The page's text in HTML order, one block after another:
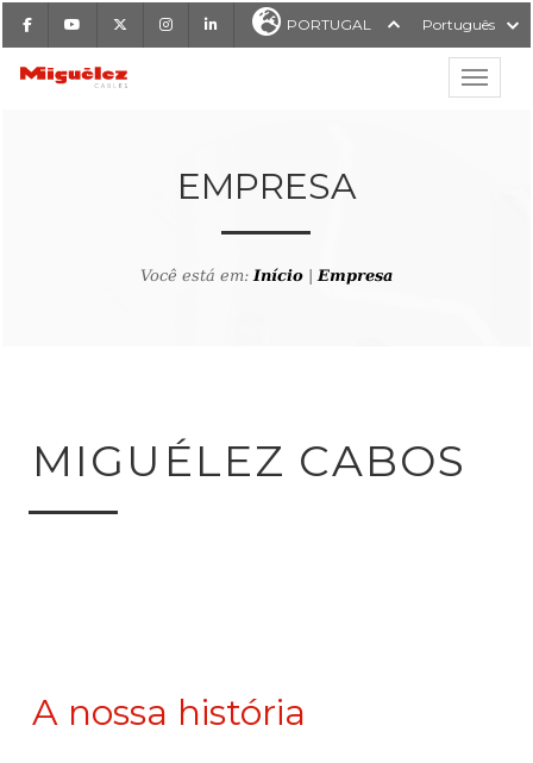
FacebookYoutube InstagramLinkedIn PORTUGAL Português
Miguélez Cabos
EMPRESA
Você está em:Início |Empresa
MIGUÉLEZ CABOS
A nossa história